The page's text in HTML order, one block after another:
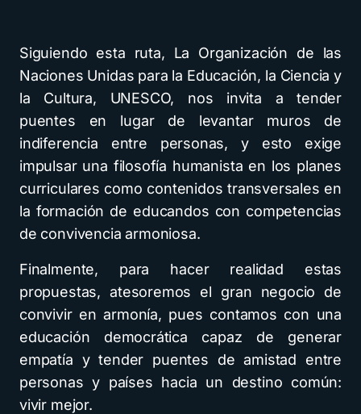
Siguiendo esta ruta, La Organización de las
Naciones Unidas para la Educación, la Ciencia y
la Cultura, UNESCO, nos invita a tender
puentes en lugar de levantar muros de
indiferencia entre personas, y esto exige
impulsar una filosofía humanista en los planes
curriculares como contenidos transversales en
la formación de educandos con competencias
de convivencia armoniosa.
Finalmente, para hacer realidad estas
propuestas, atesoremos el gran negocio de
convivir en armonía, pues contamos con una
educación democrática capaz de generar
empatía y tender puentes de amistad entre
personas y países hacia un destino común:
vivir mejor.